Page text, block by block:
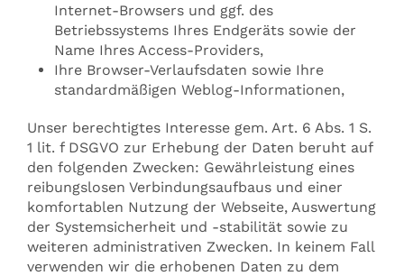
Internet-Browsers und ggf. des
Betriebssystems Ihres Endgeräts sowie der
Name Ihres Access-Providers,
Ihre Browser-Verlaufsdaten sowie Ihre
standardmäßigen Weblog-Informationen,
Unser berechtigtes Interesse gem. Art. 6 Abs. 1 S.
1 lit. f DSGVO zur Erhebung der Daten beruht auf
den folgenden Zwecken: Gewährleistung eines
reibungslosen Verbindungsaufbaus und einer
komfortablen Nutzung der Webseite, Auswertung
der Systemsicherheit und -stabilität sowie zu
weiteren administrativen Zwecken. In keinem Fall
verwenden wir die erhobenen Daten zu dem